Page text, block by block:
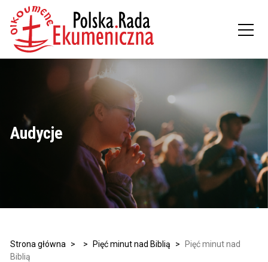
Audycje
Strona główna > > Pięć minut nad Biblią >
Pięć minut nad
Biblią